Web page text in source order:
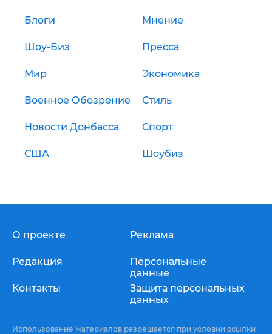
Блоги Мнение
Шоу-Биз Пресса
Мир Экономика
Военное Обозрение Стиль
Новости Донбасса Спорт
США Шоубиз
О проекте
Редакция
Контакты
Реклама
Персональные
данные
Защита персональных
данных
Использование материалов разрешается при условии ссылки